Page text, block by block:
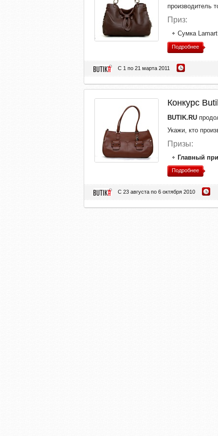
производитель
Приз:
Cумка
Подробнее
С 1 по 21 марта 2011
Конкурс
BUTIK.RU
Укажи, кто
Призы:
Главный
Подробнее
С 23 августа по 6 октября 2010